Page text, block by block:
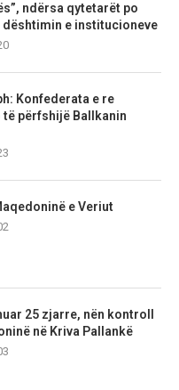
ndërsa qytetarët po
dështimin e institucioneve
Konfederata e re
të përfshijë Ballkanin
e Veriut
25 zjarre, nën kontroll
në Kriva Pallankë